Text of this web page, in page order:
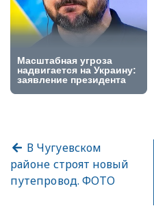
В Чугуевском
районе строят новый
путепровод. ФОТО